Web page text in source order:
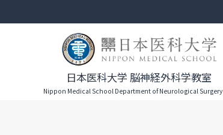
日本医科大学 脳神経外科学教室
Nippon Medical School Department of Neurological Surgery